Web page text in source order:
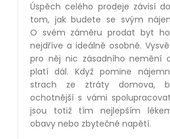
Úspěch celého prodeje závisí
tom, jak budete se svým
O svém záměru prodat byt
nejdříve a ideálně osobně.
pro něj nic zásadního nemění
platí dál. Když pomine
strach ze ztráty domova,
ochotnější s vámi
jsou totiž tím nejlepším
obavy nebo zbytečné napětí.